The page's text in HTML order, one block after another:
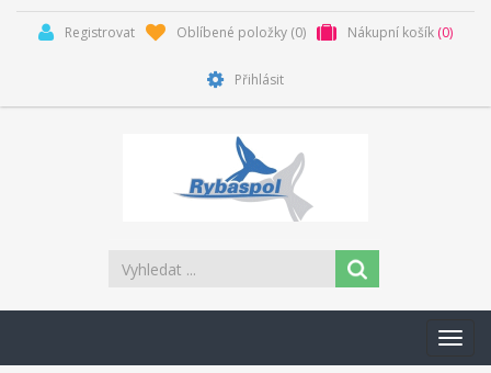
Registrovat Oblíbené položky (0) Nákupní košík (0)
Přihlásit